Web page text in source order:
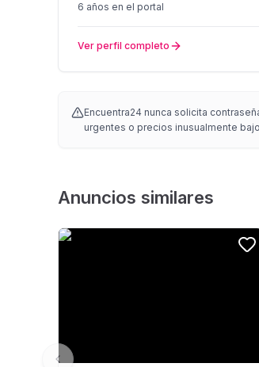
6 años en el portal
Ver perfil completo
Encuentra24 nunca solicita
urgentes o precios inusualmente
Anuncios similares